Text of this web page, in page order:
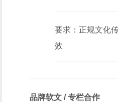
要求：正规文化
效
品牌软文 / 专栏合作